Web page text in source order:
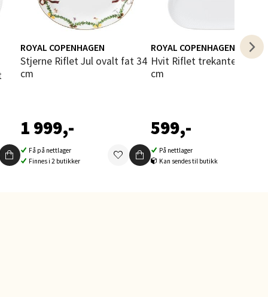
ROYAL COPENHAGEN
Stjerne Riflet Jul ovalt fat 34
cm
1 999,-
Få på nettlager
Finnes i 2 butikker
ROYAL COPENHAGEN
Hvit Riflet trekantet fat 23
cm
599,-
På nettlager
Kan sendes til butikk